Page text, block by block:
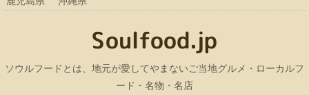
ソウルフードとは、地元が愛してやまないご当地グルメ・ローカルフ
ード・名物・名店